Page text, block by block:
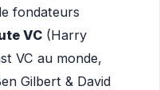
fondateurs
VC (Harry
VC au monde,
Gilbert & David